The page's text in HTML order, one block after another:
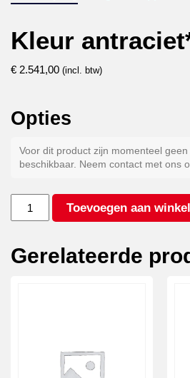
Kleur
€ 2.541,00 (incl. btw)
Opties
Voor dit product zijn momenteel
beschikbaar. Neem contact met ons
antraciet*
Toevoegen aan
Gerelateerde